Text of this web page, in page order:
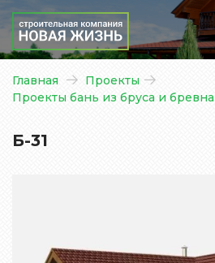
Главная
Проекты
Проекты бань из бруса и бревна
Б-31